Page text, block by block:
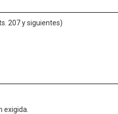
207 y siguientes)
exigida.